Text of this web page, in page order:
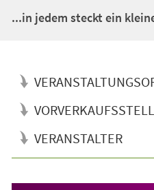
...in jedem steckt ein
VERANSTALTER